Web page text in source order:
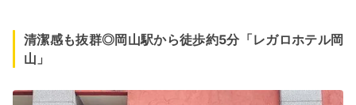
清潔感も抜群◎岡山駅から徒歩約5分「レガロホテル岡
山」